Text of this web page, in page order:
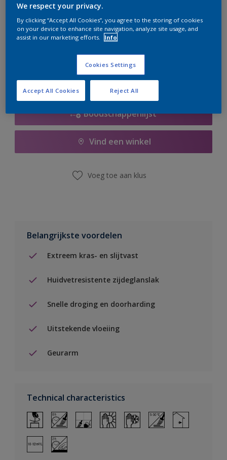
Op dit moment is het niet mogelijk dit product online
te bestellen. Houd de website in de gaten, we werken
Boodschappenlijst
Vind een winkel
Voeg toe aan klus
Belangrijkste voordelen
Extreem kras- en slijtvast
Huidvetresistente zijdeglanslak
Snelle droging en doorharding
Uitstekende vloeiing
Geurarm
Technical characteristics
We respect your privacy.
By clicking “Accept All Cookies”, you agree to the storing of cookies
on your device to enhance site navigation, analyze site usage, and
assist in our marketing efforts.
Info
Cookies Settings
Reject All
Accept All Cookies